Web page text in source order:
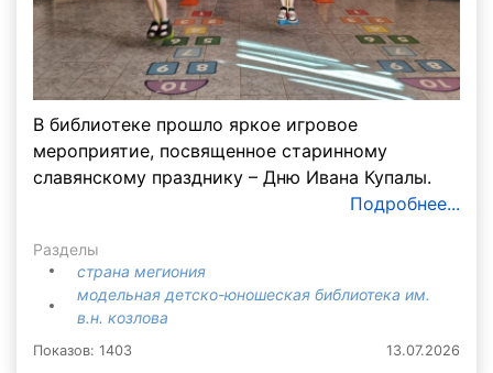
В библиотеке прошло яркое игровое
мероприятие, посвященное старинному
славянскому празднику – Дню Ивана Купалы.
Подробнее...
Разделы
страна мегиония
модельная детско-юношеская библиотека им.
в.н. козлова
Показов: 1403 13.07.2026